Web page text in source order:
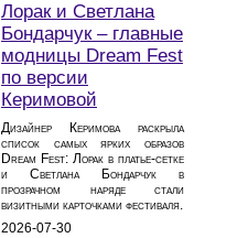
Лорак и Светлана
Бондарчук – главные
модницы Dream Fest
по версии
Керимовой
Дизайнер Керимова раскрыла
список самых ярких образов
Dream Fest: Лорак в платье‑сетке
и Светлана Бондарчук в
прозрачном наряде стали
визитными карточками фестиваля.
2026-07-30